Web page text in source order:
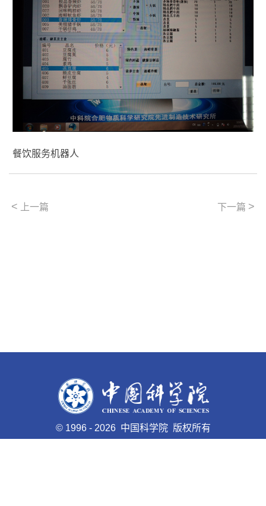
餐饮服务机器人
< 上一篇 下一篇 >
© 1996 - 2026 中国科学院 版权所有